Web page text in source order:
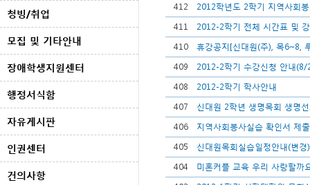
청빙/취업
모집 및 기타안내
장애학생지원센터
행정서식함
자유게시판
인권센터
건의사항
412
2012학년도 2학기 지역사회
411
2012-2학기 전체 시간표 및
410
휴강공지[신대원(주), 목6~8,
409
2012-2학기 수강신청 안내(8/
408
2012-2학기 학사안내
407
신대원 2학년 생명목회 생명
406
지역사회봉사실습 확인서 제
405
신대원목회실습일정안내(변경)
404
미혼커플 교육 우리 사랑할까